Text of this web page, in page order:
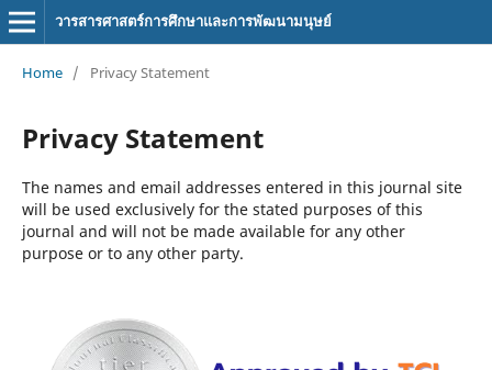
วารสารศาสตร์การศึกษาและการพัฒนามนุษย์
Home / Privacy Statement
Privacy Statement
The names and email addresses entered in this journal site
will be used exclusively for the stated purposes of this
journal and will not be made available for any other
purpose or to any other party.